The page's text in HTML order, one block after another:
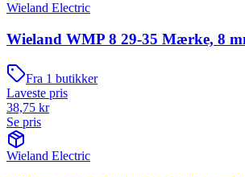
Wieland Electric
Wieland WMP 8 29-35 Mærke, 8
Fra 1 butikker
Laveste pris
38,75 kr
Se pris
Wieland Electric